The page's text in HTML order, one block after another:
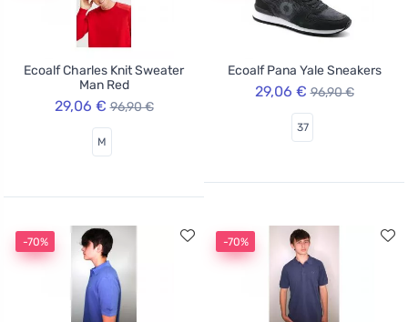
Ecoalf Charles Knit Sweater
Man Red
29,06 € 96,90 €
M
Ecoalf Pana Yale Sneakers
29,06 € 96,90 €
37
-70% -70%